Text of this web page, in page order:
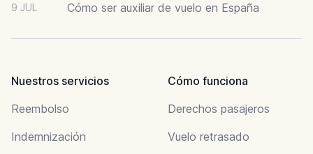
9 JUL Cómo ser auxiliar de vuelo en España
Nuestros servicios
Reembolso
Indemnización
Cómo funciona
Derechos pasajeros
Vuelo retrasado